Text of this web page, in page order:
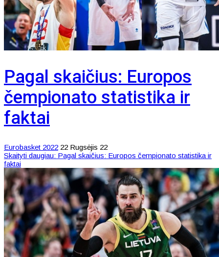
Pagal skaičius: Europos
čempionato statistika ir
faktai
Eurobasket 2022 22 Rugsėjis 22
Skaityti daugiau: Pagal skaičius: Europos čempionato statistika ir
faktai